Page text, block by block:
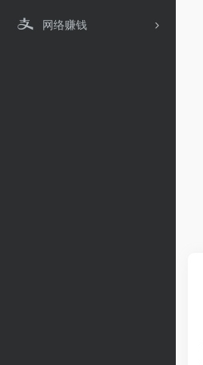
网络赚钱